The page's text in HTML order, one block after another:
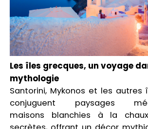
Les îles grecques, un voyage
mythologie
Santorini, Mykonos et les autres
conjuguent paysages
maisons blanchies à la